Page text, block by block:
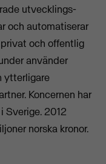
utvecklings-
och automatiserar
och offentlig
använder
ytterligare
Koncernen har
Sverige. 2012
norska kronor.